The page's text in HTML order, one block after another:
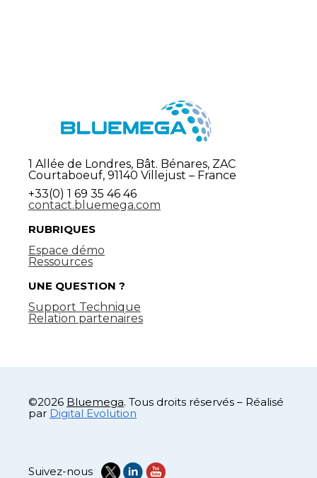
1 Allée de Londres, Bât. Bénares, ZAC
Courtaboeuf, 91140 Villejust – France
+33(0) 1 69 35 46 46
contact.bluemega.com
RUBRIQUES
Espace démo
Ressources
UNE QUESTION ?
Support Technique
Relation partenaires
©2026 Bluemega. Tous droits réservés – Réalisé
par Digital Evolution
Suivez-nous